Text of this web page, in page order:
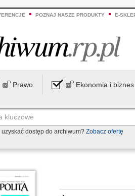
POZNAJ NASZE PRODUKTY E-
Prawo Ekonomia i biznes
uzyskać dostęp do archiwum? Zobacz ofertę